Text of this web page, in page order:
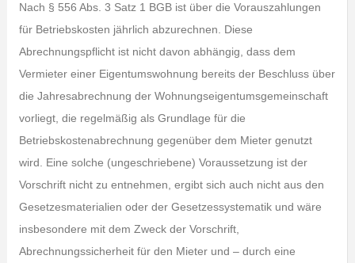
Nach § 556 Abs. 3 Satz 1 BGB ist über die Vorauszahlungen
für Betriebskosten jährlich abzurechnen. Diese
Abrechnungspflicht ist nicht davon abhängig, dass dem
Vermieter einer Eigentumswohnung bereits der Beschluss über
die Jahresabrechnung der Wohnungseigentumsgemeinschaft
vorliegt, die regelmäßig als Grundlage für die
Betriebskostenabrechnung gegenüber dem Mieter genutzt
wird. Eine solche (ungeschriebene) Voraussetzung ist der
Vorschrift nicht zu entnehmen, ergibt sich auch nicht aus den
Gesetzesmaterialien oder der Gesetzessystematik und wäre
insbesondere mit dem Zweck der Vorschrift,
Abrechnungssicherheit für den Mieter und – durch eine